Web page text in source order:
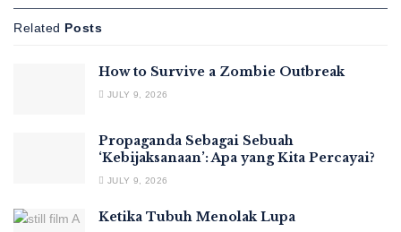
Related Posts
How to Survive a Zombie Outbreak
JULY 9, 2026
Propaganda Sebagai Sebuah
‘Kebijaksanaan’: Apa yang Kita Percayai?
JULY 9, 2026
Ketika Tubuh Menolak Lupa